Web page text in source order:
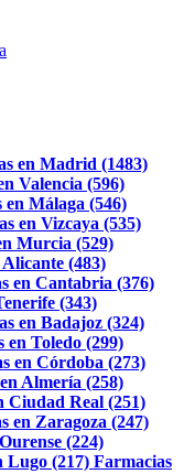
en Madrid (1483)
Valencia (596)
en Málaga (546)
en Vizcaya (535)
Murcia (529)
(483)
en Cantabria (376)
(343)
en Badajoz (324)
en Toledo (299)
en Córdoba (273)
Almería (258)
Ciudad Real (251)
en Zaragoza (247)
(224)
Lugo (217) Farmacias